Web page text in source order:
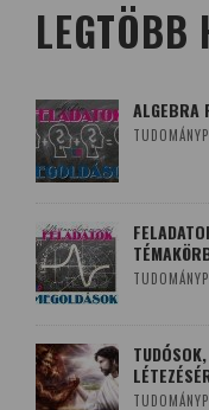
LEGTÖBB
ALGEBRA